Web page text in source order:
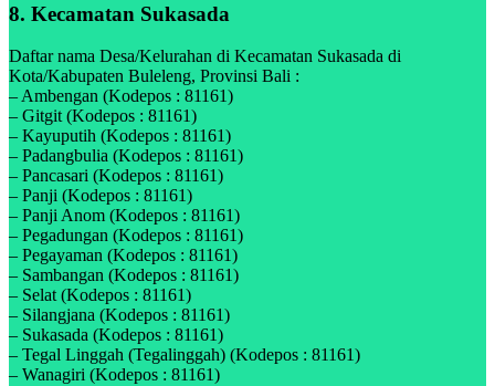
8. Kecamatan Sukasada
Daftar nama Desa/Kelurahan di Kecamatan Sukasada di
Kota/Kabupaten Buleleng, Provinsi Bali :
– Ambengan (Kodepos : 81161)
– Gitgit (Kodepos : 81161)
– Kayuputih (Kodepos : 81161)
– Padangbulia (Kodepos : 81161)
– Pancasari (Kodepos : 81161)
– Panji (Kodepos : 81161)
– Panji Anom (Kodepos : 81161)
– Pegadungan (Kodepos : 81161)
– Pegayaman (Kodepos : 81161)
– Sambangan (Kodepos : 81161)
– Selat (Kodepos : 81161)
– Silangjana (Kodepos : 81161)
– Sukasada (Kodepos : 81161)
– Tegal Linggah (Tegalinggah) (Kodepos : 81161)
– Wanagiri (Kodepos : 81161)